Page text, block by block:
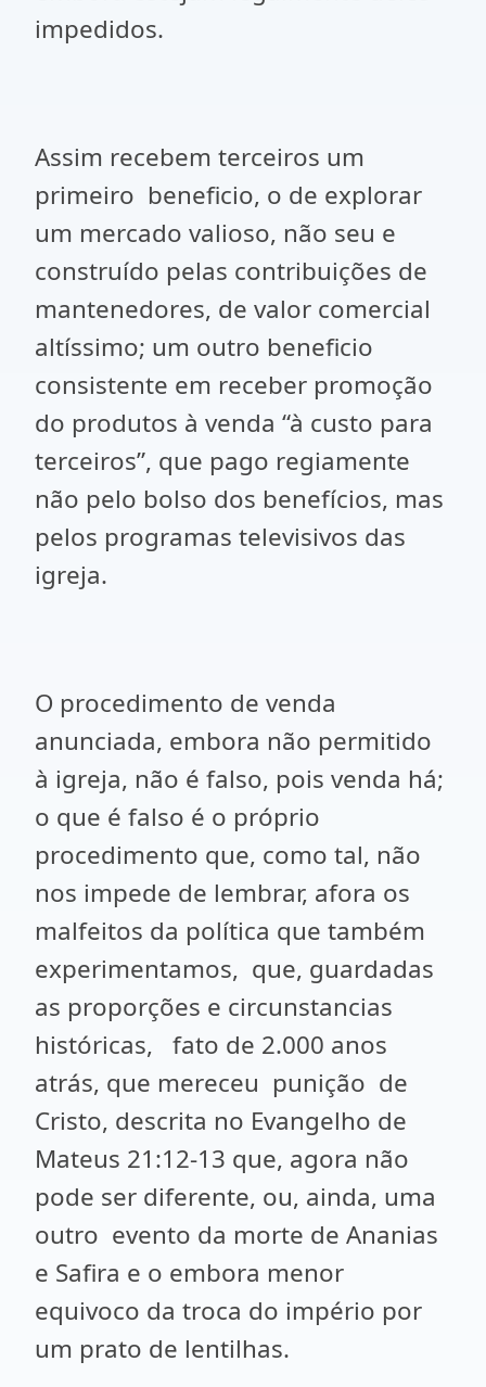
impedidos.
Assim recebem terceiros um
primeiro beneficio, o de explorar
um mercado valioso, não seu e
construído pelas contribuições de
mantenedores, de valor comercial
altíssimo; um outro beneficio
consistente em receber promoção
do produtos à venda “à custo para
terceiros”, que pago regiamente
não pelo bolso dos benefícios, mas
pelos programas televisivos das
igreja.
O procedimento de venda
anunciada, embora não permitido
à igreja, não é falso, pois venda há;
o que é falso é o próprio
procedimento que, como tal, não
nos impede de lembrar, afora os
malfeitos da política que também
experimentamos, que, guardadas
as proporções e circunstancias
históricas, fato de 2.000 anos
atrás, que mereceu punição de
Cristo, descrita no Evangelho de
Mateus 21:12-13 que, agora não
pode ser diferente, ou, ainda, uma
outro evento da morte de Ananias
e Safira e o embora menor
equivoco da troca do império por
um prato de lentilhas.